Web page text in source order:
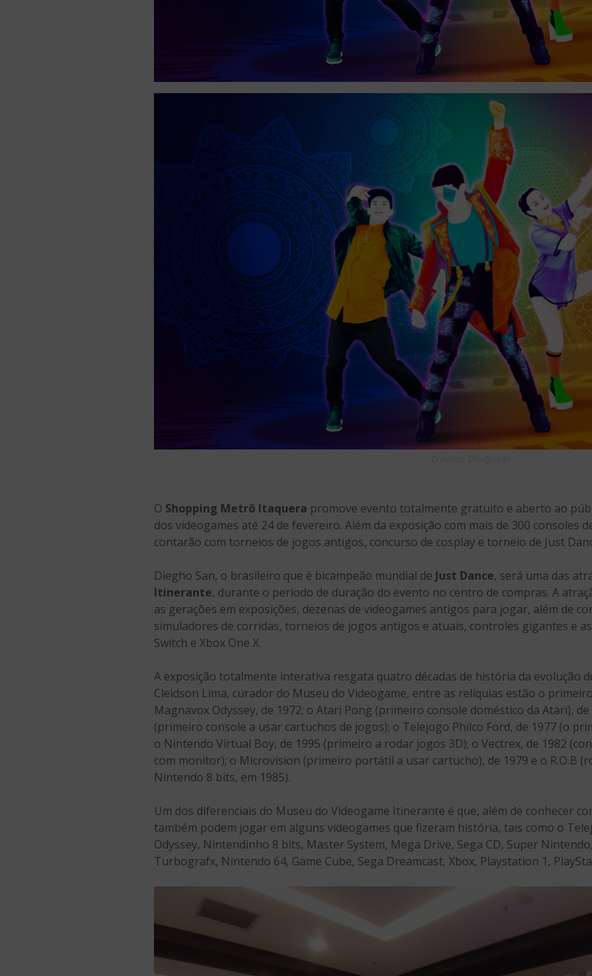
O Shopping Metrô Itaquera promove evento totalmente gratuito e aberto ao
dos videogames até 24 de fevereiro. Além da exposição com mais de 300 consoles
contarão com torneios de jogos antigos, concurso de cosplay e torneio de Just
Diegho San, o brasileiro que é bicampeão mundial de Just Dance, será uma das
Itinerante, durante o período de duração do evento no centro de compras. A
as gerações em exposições, dezenas de videogames antigos para jogar, além de
simuladores de corridas, torneios de jogos antigos e atuais, controles gigantes e
Switch e Xbox One X.
A exposição totalmente interativa resgata quatro décadas de história da evolução
Cleidson Lima, curador do Museu do Videogame, entre as relíquias estão o
Magnavox Odyssey, de 1972; o Atari Pong (primeiro console doméstico da Atari), de
(primeiro console a usar cartuchos de jogos); o Telejogo Philco Ford, de 1977 (o
o Nintendo Virtual Boy, de 1995 (primeiro a rodar jogos 3D); o Vectrex, de 1982
com monitor); o Microvision (primeiro portátil a usar cartucho), de 1979 e o R.O.B
Nintendo 8 bits, em 1985).
Um dos diferenciais do Museu do Videogame Itinerante é que, além de conhecer
também podem jogar em alguns videogames que fizeram história, tais como o
Odyssey, Nintendinho 8 bits, Master System, Mega Drive, Sega CD, Super
Turbografx, Nintendo 64, Game Cube, Sega Dreamcast, Xbox, Playstation 1,